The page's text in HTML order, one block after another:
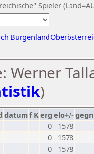
Spieler
Burgenland
Werner
)
datumf Kerg elo+/-
0
1578
0
1578
0
1578